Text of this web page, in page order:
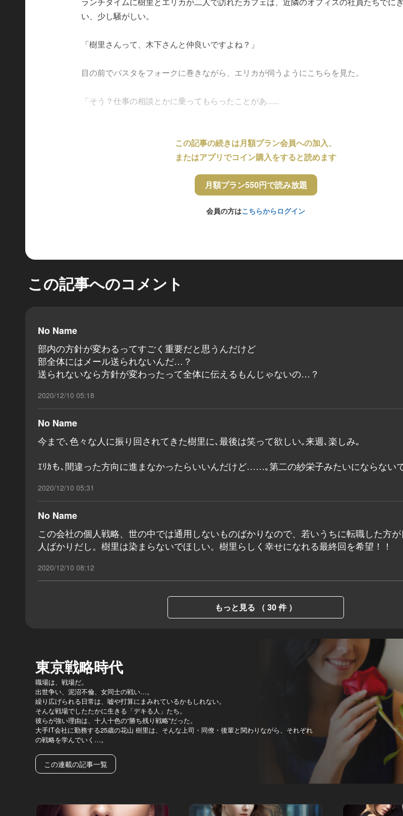
い、少し騒がしい。
「樹里さんって、木下さんと仲良いですよね？」
目の前でパスタをフォークに巻きながら、エリカが伺うようにこちらを見た。
「そう？仕事の相談とかに乗ってもらったことがあ......
この記事の続きは月額プラン会員への加入、
またはアプリでコイン購入をすると読めます
月額プラン550円で読み放題
会員の方はこちらからログイン
この記事へのコメント
No Name
部内の方針が変わるってすごく重要だと思うんだけど
部全体にはメール送られないんだ…？
送られないなら方針が変わったって全体に伝えるもんじゃないの…？
2020/12/10 05:18
No Name
今まで､色々な人に振り回されてきた樹里に､最後は笑って欲しい｡来週､楽しみ｡
ｴﾘｶも､間違った方向に進まなかったらいいんだけど……｡第二の紗栄子みたいにならない
2020/12/10 05:31
No Name
この会社の個人戦略、世の中では通用しないものばかりなので、若いうちに転職した方
人ばかりだし。樹里は染まらないでほしい。樹里らしく幸せになれる最終回を希望！！
2020/12/10 08:12
もっと見る （ 30 件 ）
東京戦略時代
職場は、戦場だ。
出世争い、泥沼不倫、女同士の戦い…。
繰り広げられる日常は、嘘や打算にまみれているかもしれない。
そんな戦場でしたたかに生きる「デキる人」たち。
彼らが強い理由は、十人十色の“勝ち残り戦略”だった。
大手IT会社に勤務する25歳の花山 樹里は、そんな上司・同僚・後輩と関わりながら、それぞれ
の戦略を学んでいく…。
この連載の記事一覧